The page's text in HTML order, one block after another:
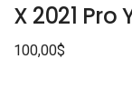
X 2021
100,00$